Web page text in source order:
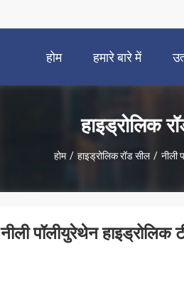
होम हमारे बारे में
हाइड्रोलिक
होम / हाइड्रोलिक रॉड सील / नीली
नीली पॉलीयुरेथेन हाइड्रोलिक